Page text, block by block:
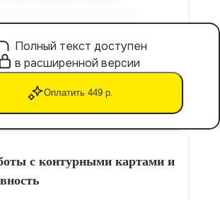
Полный текст доступен
в расширенной версии
Оплатить 449 р.
с контурными картами и